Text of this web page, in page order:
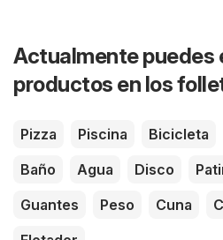
Actualmente puedes
productos en los
Pizza Piscina Bicicleta
Baño
Agua Disco
Guantes
Peso Cuna